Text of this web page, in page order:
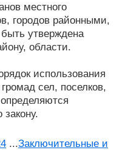
местного
городов районными,
утверждена
области.
использования
сел, поселков,
...Заключительные и